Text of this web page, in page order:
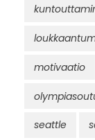
motivaatio
seattle